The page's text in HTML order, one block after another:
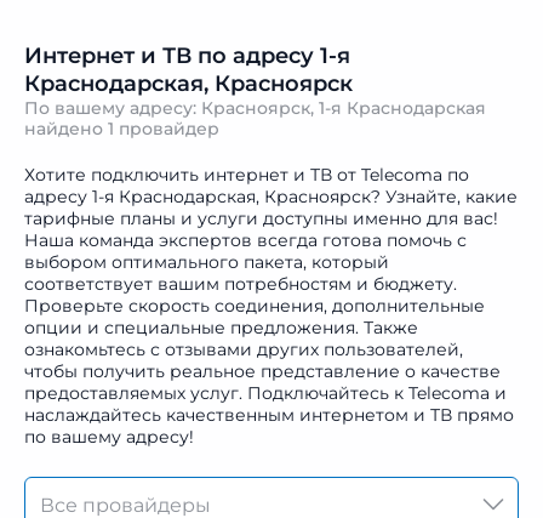
Интернет и ТВ по адресу 1-я
Краснодарская, Красноярск
По вашему адресу: Красноярск, 1-я Краснодарская
найдено 1 провайдер
Хотите подключить интернет и ТВ от Telecoma по
адресу 1-я Краснодарская, Красноярск? Узнайте, какие
тарифные планы и услуги доступны именно для вас!
Наша команда экспертов всегда готова помочь с
выбором оптимального пакета, который
соответствует вашим потребностям и бюджету.
Проверьте скорость соединения, дополнительные
опции и специальные предложения. Также
ознакомьтесь с отзывами других пользователей,
чтобы получить реальное представление о качестве
предоставляемых услуг. Подключайтесь к Telecoma и
наслаждайтесь качественным интернетом и ТВ прямо
по вашему адресу!